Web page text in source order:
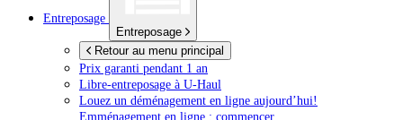
Entreposage
Entreposage
Retour au menu principal
Prix garanti pendant 1 an
Libre-entreposage à U-Haul
Louez un déménagement en ligne aujourd’hui!
Emménagement en ligne : commencer